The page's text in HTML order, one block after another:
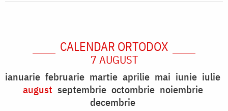
CALENDAR ORTODOX
7 AUGUST
ianuarie februarie martie aprilie mai iunie iulie
august septembrie octombrie noiembrie
decembrie